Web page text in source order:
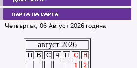
Четвъртък, 06 Август 2026 година
август 2026
П В С Ч П С
Н
1
2